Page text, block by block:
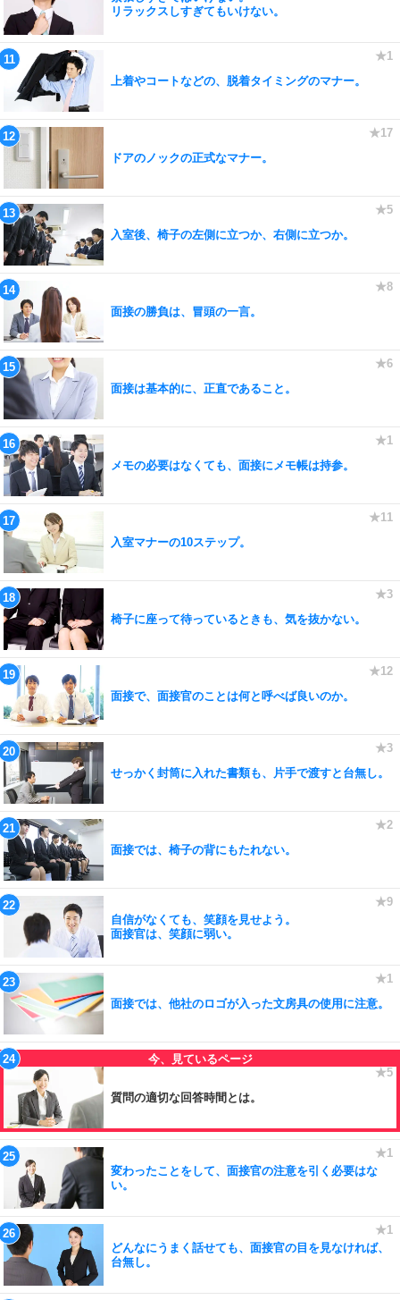
リラックスしすぎてもいけない。
上着やコートなどの、脱着タイミングのマナー。
ドアのノックの正式なマナー。
入室後、椅子の左側に立つか、右側に立つか。
面接の勝負は、冒頭の一言。
面接は基本的に、正直であること。
メモの必要はなくても、面接にメモ帳は持参。
入室マナーの10ステップ。
椅子に座って待っているときも、気を抜かない。
面接で、面接官のことは何と呼べば良いのか。
せっかく封筒に入れた書類も、片手で渡すと台無し。
面接では、椅子の背にもたれない。
自信がなくても、笑顔を見せよう。
面接官は、笑顔に弱い。
面接では、他社のロゴが入った文房具の使用に注意。
質問の適切な回答時間とは。
変わったことをして、面接官の注意を引く必要はな
い。
どんなにうまく話せても、面接官の目を見なければ、
台無し。